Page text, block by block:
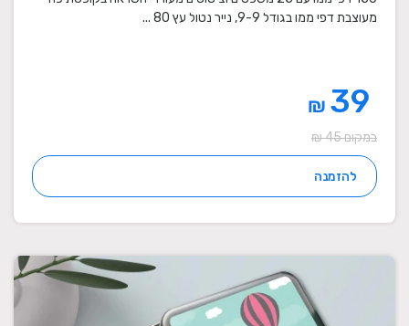
מעוצבת דפי ממו בגודל 9-9, נייר נטול עץ 80 ...
₪
במקום 45 ₪
להזמנה